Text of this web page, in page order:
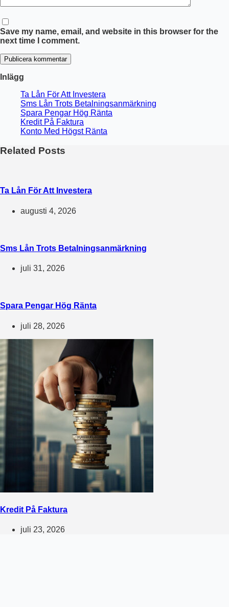
Save my name, email, and website in this browser for the
next time I comment.
Publicera kommentar
Inlägg
Ta Lån För Att Investera
Sms Lån Trots Betalningsanmärkning
Spara Pengar Hög Ränta
Kredit På Faktura
Konto Med Högst Ränta
Related Posts
Ta Lån För Att Investera
augusti 4, 2026
Sms Lån Trots Betalningsanmärkning
juli 31, 2026
Spara Pengar Hög Ränta
juli 28, 2026
Kredit På Faktura
juli 23, 2026